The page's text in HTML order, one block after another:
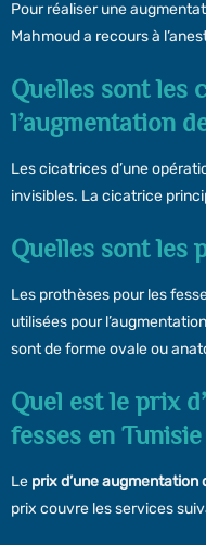
Pour réaliser une
Mahmoud a recours à
Quelles sont les
l’augmentation
Les cicatrices d’une
invisibles. La cicatrice
Quelles sont les
Les prothèses pour les
utilisées pour
sont de forme ovale ou
Quel est le prix
fesses en Tunisie
Le prix d’une augmentation
prix couvre les services